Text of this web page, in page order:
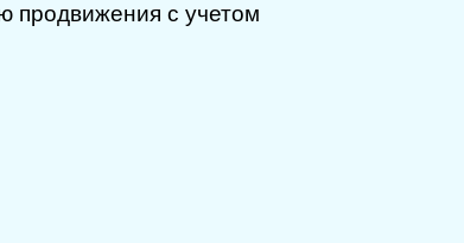
продвижения с учетом